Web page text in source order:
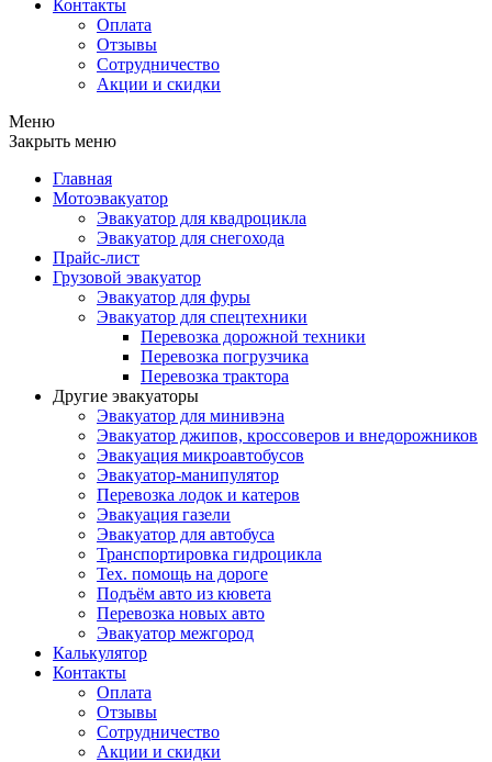
Контакты
Оплата
Отзывы
Сотрудничество
Акции и скидки
Меню
Закрыть меню
Главная
Мотоэвакуатор
Эвакуатор для квадроцикла
Эвакуатор для снегохода
Прайс-лист
Грузовой эвакуатор
Эвакуатор для фуры
Эвакуатор для спецтехники
Перевозка дорожной техники
Перевозка погрузчика
Перевозка трактора
Другие эвакуаторы
Эвакуатор для минивэна
Эвакуатор джипов, кроссоверов и внедорожников
Эвакуация микроавтобусов
Эвакуатор-манипулятор
Перевозка лодок и катеров
Эвакуация газели
Эвакуатор для автобуса
Транспортировка гидроцикла
Тех. помощь на дороге
Подъём авто из кювета
Перевозка новых авто
Эвакуатор межгород
Калькулятор
Контакты
Оплата
Отзывы
Сотрудничество
Акции и скидки